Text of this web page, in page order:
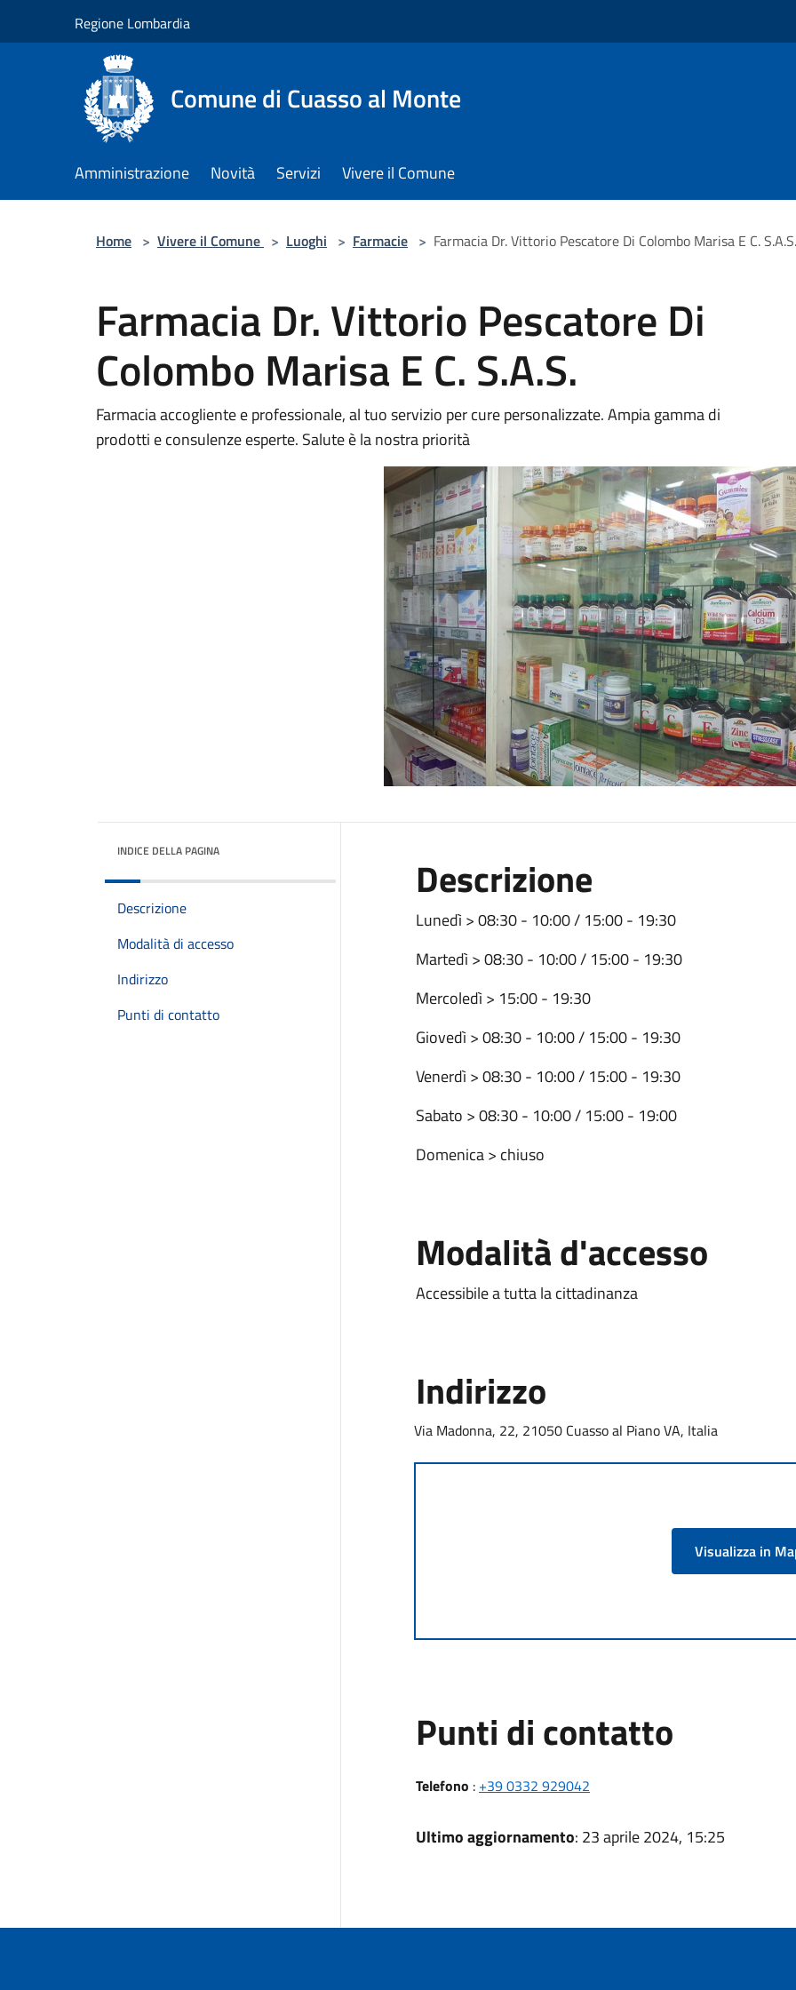
Regione Lombardia
Comune di Cuasso al Monte
Amministrazione Novità Servizi Vivere il Comune
Home > Vivere il Comune > Luoghi > Farmacie > Farmacia Dr. Vittorio Pescatore Di Colombo Marisa E C. S.A.S.
Farmacia Dr. Vittorio Pescatore Di
Colombo Marisa E C. S.A.S.
Farmacia accogliente e professionale, al tuo servizio per cure personalizzate. Ampia gamma di
prodotti e consulenze esperte. Salute è la nostra priorità
INDICE DELLA PAGINA
Descrizione
Modalità di accesso
Indirizzo
Punti di contatto
Descrizione
Lunedì > 08:30 - 10:00 / 15:00 - 19:30
Martedì > 08:30 - 10:00 / 15:00 - 19:30
Mercoledì > 15:00 - 19:30
Giovedì > 08:30 - 10:00 / 15:00 - 19:30
Venerdì > 08:30 - 10:00 / 15:00 - 19:30
Sabato > 08:30 - 10:00 / 15:00 - 19:00
Domenica > chiuso
Modalità d'accesso
Accessibile a tutta la cittadinanza
Indirizzo
Via Madonna, 22, 21050 Cuasso al Piano VA, Italia
Visualizza in
Punti di contatto
Telefono : +39 0332 929042
Ultimo aggiornamento: 23 aprile 2024, 15:25